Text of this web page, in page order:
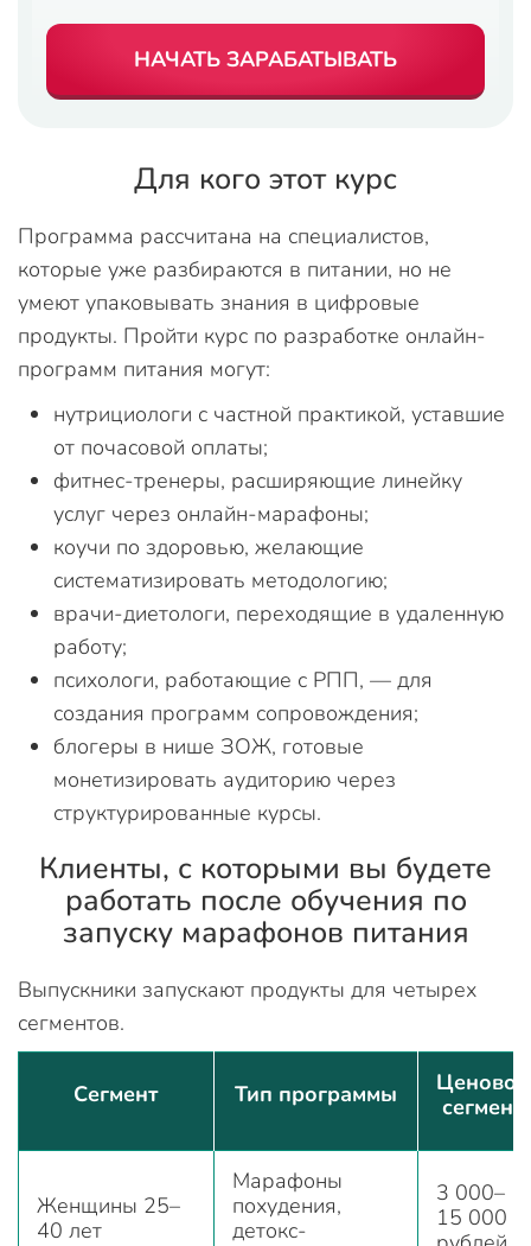
НАЧАТЬ ЗАРАБАТЫВАТЬ
Для кого этот курс
Программа рассчитана на специалистов,
которые уже разбираются в питании, но не
умеют упаковывать знания в цифровые
продукты. Пройти курс по разработке онлайн-
программ питания могут:
нутрициологи с частной практикой, уставшие
от почасовой оплаты;
фитнес-тренеры, расширяющие линейку
услуг через онлайн-марафоны;
коучи по здоровью, желающие
систематизировать методологию;
врачи-диетологи, переходящие в удаленную
работу;
психологи, работающие с РПП, — для
создания программ сопровождения;
блогеры в нише ЗОЖ, готовые
монетизировать аудиторию через
структурированные курсы.
Клиенты, с которыми вы будете
работать после обучения по
запуску марафонов питания
Выпускники запускают продукты для четырех
сегментов.
Сегмент Тип программы
Ценовой
сегмент
Женщины 25–
40 лет
Марафоны
похудения,
детокс-
3 000–
15 000